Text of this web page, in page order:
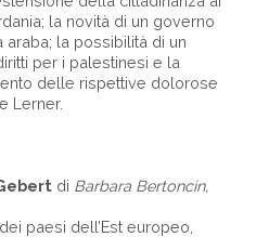
la novità di un governo
la possibilità di un
per i palestinesi e la
delle rispettive dolorose
Lerner.
di Barbara Bertoncin,
paesi dell’Est europeo,